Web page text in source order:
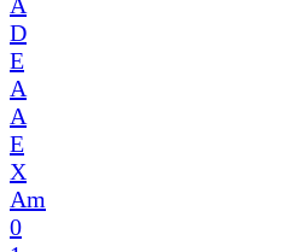
D
E
A
A
E
X
Am
0